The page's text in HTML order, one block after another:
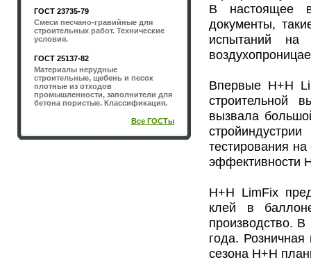
ГОСТ 23735-79
Смеси песчано-гравийные для
строительных работ. Технические
условия.
ГОСТ 25137-82
Материалы нерудные
строительные, щебень и песок
плотные из отходов
промышленности, заполнители для
бетона пористые. Классификация.
Все ГОСТы
В настоящее
документы,
испытаний на
Впервые Н+Н
строительной
вызвала
тестирования
эффективности
Н+Н LimFix
клей в
производство.
года.
сезона Н+Н